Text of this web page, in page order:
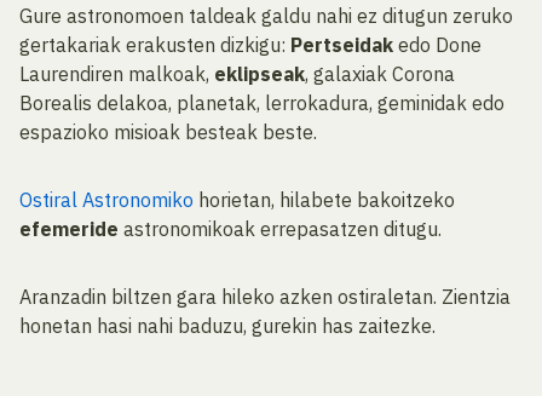
Gure astronomoen taldeak galdu nahi ez ditugun zeruko
gertakariak erakusten dizkigu: Pertseidak edo Done
Laurendiren malkoak, eklipseak, galaxiak Corona
Borealis delakoa, planetak, lerrokadura, geminidak edo
espazioko misioak besteak beste.
Ostiral Astronomiko horietan, hilabete bakoitzeko
efemeride astronomikoak errepasatzen ditugu.
Aranzadin biltzen gara hileko azken ostiraletan. Zientzia
honetan hasi nahi baduzu, gurekin has zaitezke.